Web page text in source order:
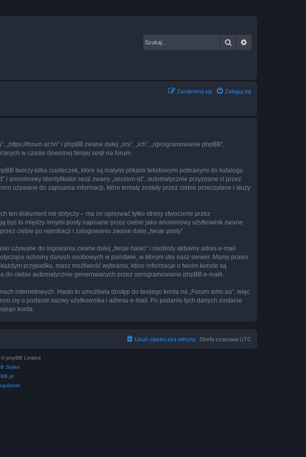
Szukaj
Zaloguj się
Zarejestruj się
forum.ar.hn” i phpBB zwane dalej „oni”, „ich”, „oprogramowanie phpBB”,
w czasie dowolnej twojej sesji na forum.
tworzy kilka ciasteczek, które są małymi plikami tekstowymi pobranymi do katalogu
anonimowy identyfikator sesji zwany „session-id”, automatycznie przyznane ci przez
używane do zapisania informacji, które tematy zostały przez ciebie przeczytane i służy
ten dokument nie dotyczy – ma on opisywać tylko strony stworzone przez
być to między innymi posty napisane przez ciebie jako anonimowy użytkownik zwane
ciebie po rejestracji i zalogowaniu zwane dalej „twoje posty”.
używane do logowania zwane dalej „twoje hasło” i osobisty aktywny adres e-mail
ochrony danych osobowych w państwie, w którym stoi nasz serwer. Mamy prawo
przypadku, masz możliwość wybrania, które informacje o twoim koncie są
do ciebie automatycznie generowanych przez oprogramowanie phpBB e-maili.
internetowych. Hasło to umożliwia dostęp do twojego konta na „Forum arhn.eu”, więc
cię o podanie nazwy użytkownika i adresu e-mail. Po podaniu tych danych zostanie
konta.
Strefa czasowa UTC
Usuń ciasteczka witryny
phpBB Limited
Styles